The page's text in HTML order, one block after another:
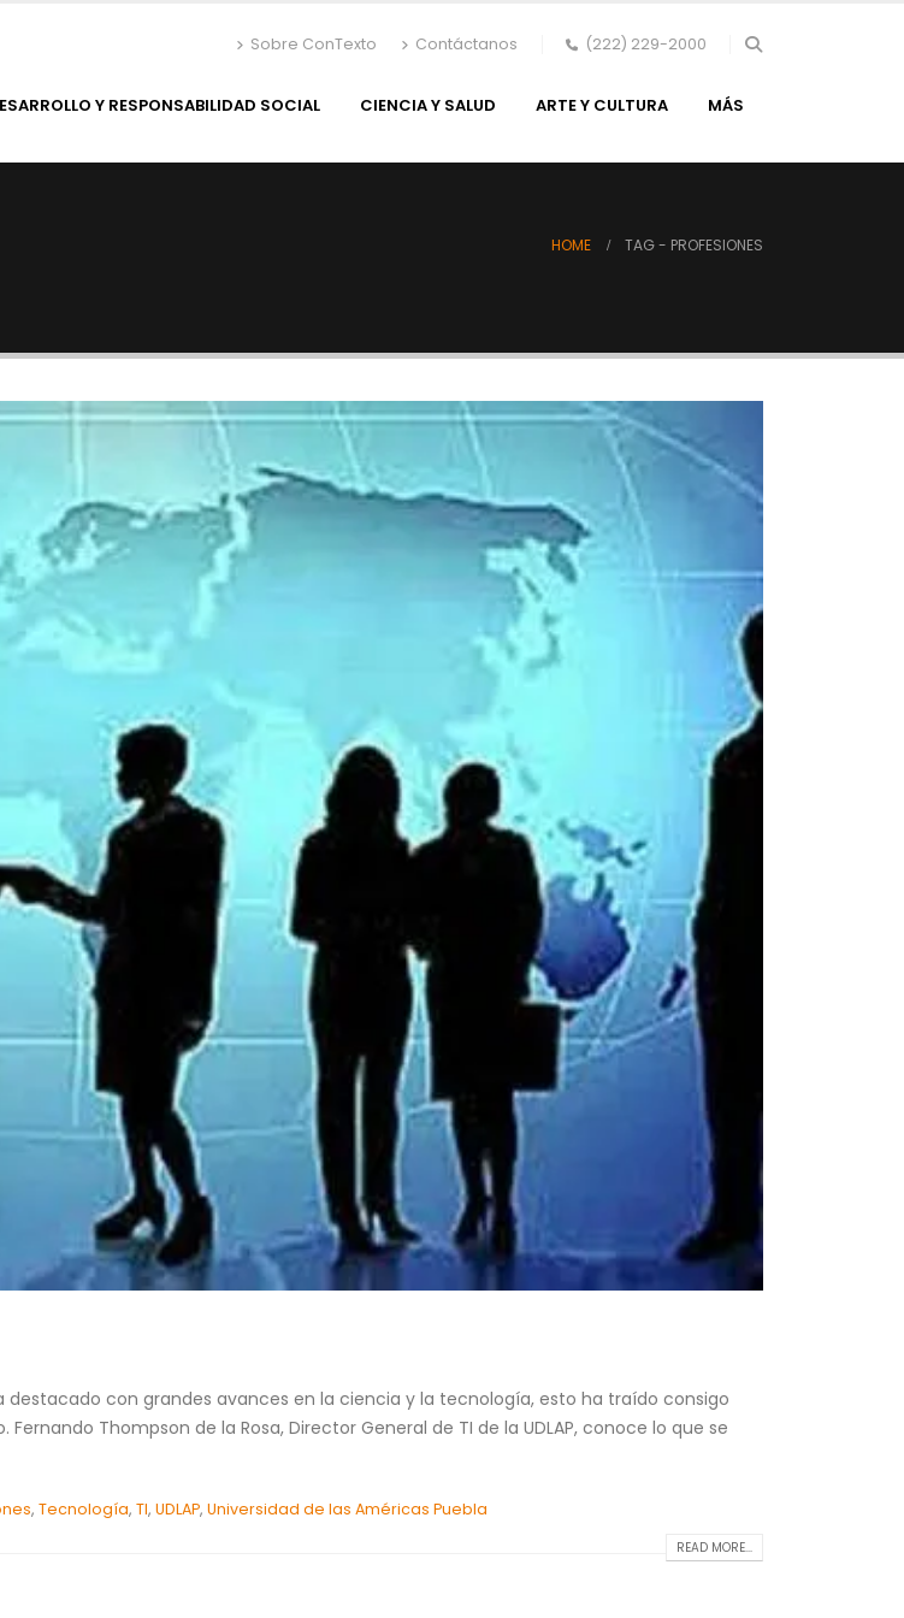
Sobre ConTexto Contáctanos (222) 229-2000
Y RESPONSABILIDAD SOCIAL CIENCIA Y SALUD ARTE Y CULTURA MÁS
HOME TAG - PROFESIONES
destacado con grandes avances en la ciencia y la tecnología, esto ha traído consigo
Thompson de la Rosa, Director General de TI de la UDLAP, conoce lo que se
,Tecnología,TI,UDLAP,Universidad de las Américas Puebla
READ MORE...